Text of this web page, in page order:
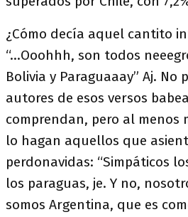
¿Cómo decía aquel cantito
“…Ooohhh, son todos
Bolivia y Paraguaaay” Aj. No
autores de esos versos
comprendan, pero al menos
lo hagan aquellos que
perdonavidas: “Simpáticos
los paraguas, je. Y no,
somos Argentina, que es